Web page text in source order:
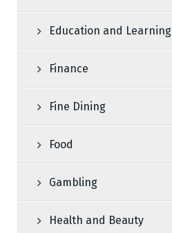
Education and Learning
Finance
Fine Dining
Food
Gambling
Health and Beauty